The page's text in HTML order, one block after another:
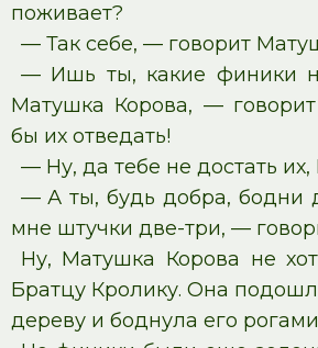
поживает?
— Так себе, — говорит
— Ишь ты, какие финики
Матушка Корова, —
бы их отведать!
— Ну, да тебе не достать
— А ты, будь добра, бодни
мне штучки две-три, —
Ну, Матушка Корова не
Братцу Кролику. Она
дереву и боднула его